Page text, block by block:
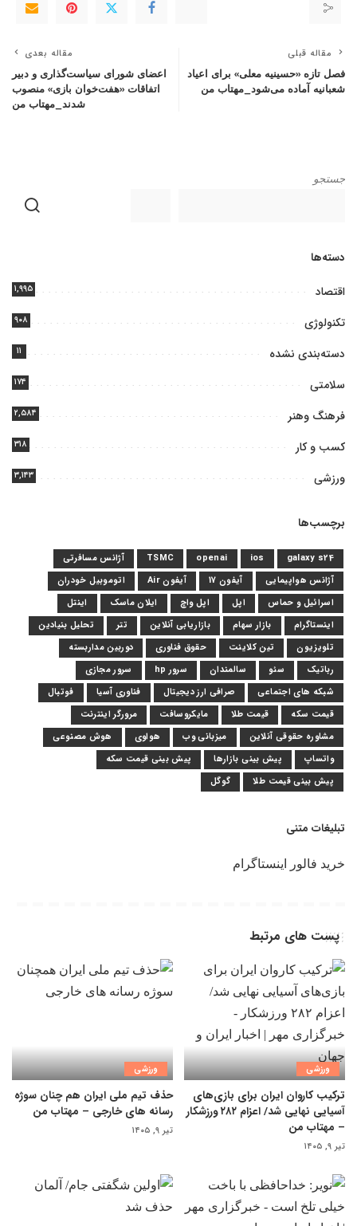
مقاله قبلی
فصل تازه «حسینیه معلی» برای اعیاد
شعبانیه آماده می‌شود_مهتاب من
مقاله بعدی
اعضای شورای سیاست‌گذاری و دبیر
اتفاقات «هفت‌خوان بازی» منصوب
شدند_مهتاب من
جستجو
دسته‌ها
اقتصاد ۱,۹۹۵
تکنولوژی ۹۰۸
دسته‌بندی نشده ۱۱
سلامتی ۱۷۴
فرهنگ وهنر ۲,۵۸۴
کسب و کار ۳۱۸
ورزشی ۳,۱۴۳
برچسب‌ها
galaxy s24
ios
openai
TSMC
آژانس مسافرتی
آژانس هواپیمایی
آیفون 17 آیفون Air
اتوموبیل خودران
اسرائیل و حماس
اپل اپل واچ ایلان ماسک
اینتل
اینستاگرام
بازار سهام بازاریابی آنلاین تتر
تحلیل بنیادین
تلویزیون
تین کلاینت حقوق فناوری
دوربین مداربسته
رباتیک
سئو سالمندان سرور hp
سرور مجازی
شبکه های اجتماعی
صرافی ارز دیجیتال فناوری آسیا
فوتبال
قیمت سکه
قیمت طلا مایکروسافت
مرورگر اینترنت
مشاوره حقوقی آنلاین
میزبانی وب هواوی
هوش مصنوعی
واتساپ
پیش بینی بازارها
پیش بینی قیمت سکه
پیش بینی قیمت طلا
گوگل
تبلیغات متنی
خرید فالور اینستاگرام
پست های مرتبط
ورزشی
ترکیب کاروان ایران برای بازی‌های
آسیایی نهایی شد/ اعزام ۲۸۲ ورزشکار
– مهتاب من
تیر ۹, ۱۴۰۵
ورزشی
حذف تیم ملی ایران هم چنان سوژه
رسانه های خارجی – مهتاب من
تیر ۹, ۱۴۰۵